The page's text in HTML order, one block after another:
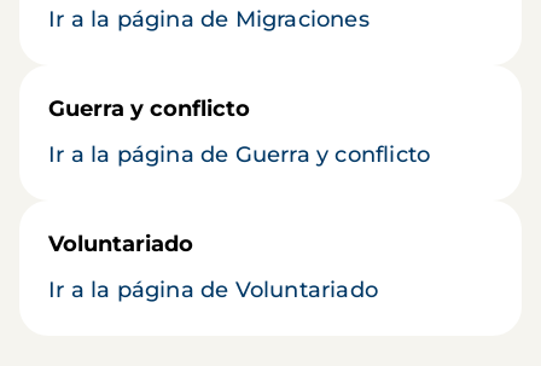
Ir a la página de Migraciones
Guerra y conflicto
Ir a la página de Guerra y conflicto
Voluntariado
Ir a la página de Voluntariado